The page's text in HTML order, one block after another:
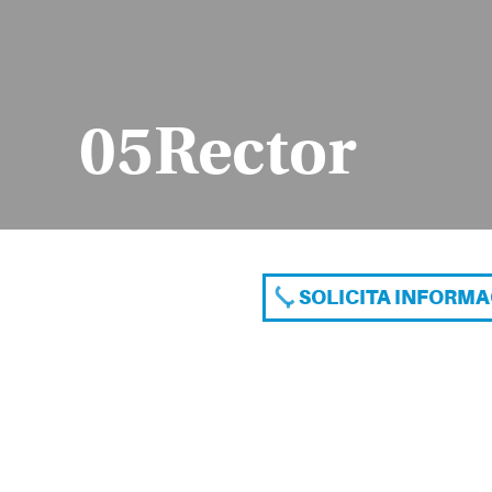
05Rector
SOLICITA